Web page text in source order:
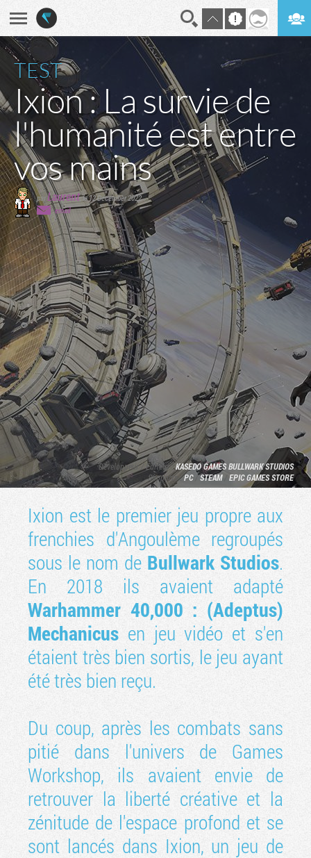
TEST
Ixion : La survie de
l'humanité est entre
vos mains
parLaurent,le 12 December 2022
email
Développeur / Editeur :KASEDO GAMESBULLWARK STUDIOS
Supports :PC/STEAM/ EPIC GAMES STORE
Ixion est le premier jeu propre aux
frenchies d'Angoulème regroupés
sous le nom de Bullwark Studios.
En 2018 ils avaient adapté
Warhammer 40,000 : (Adeptus)
Mechanicus en jeu vidéo et s'en
étaient très bien sortis, le jeu ayant
été très bien reçu.
Du coup, après les combats sans
pitié dans l'univers de Games
Workshop, ils avaient envie de
retrouver la liberté créative et la
zénitude de l'espace profond et se
sont lancés dans Ixion, un jeu de
En direct